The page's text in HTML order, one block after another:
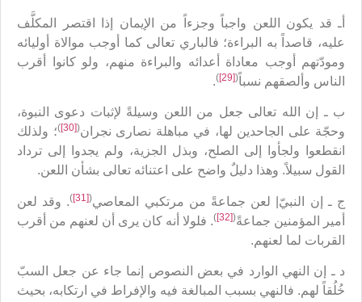
أـ قد يكون اللعن واجباً وجزءاً من الإيمان إذا اقتصر المكلَّف
عليه، قاصداً به البراءة؛ فالباري تعالى كما أوجب موالاة أوليائه
ومودّتهم أوجب معاداة أعدائه والبراءة منهم، ولو كانوا أقرب
الناس وألصقهم نسباً(
[29]
)
.
ب ـ إن الله تعالى جعل من اللعن وسيلةً لإثبات دعوى النبوة،
وحجّة على الجاحدين لها، في مباهلة نصارى نجران(
[30]
)؛ ولذلك
انقطعوا ولجأوا إلى الصلح، وبذل الجزية، ولم يجدوا إلى ترداد
القول سبيلاً. وهذا دليلٌ واضح على اعتنائه تعالى بشأن اللعن.
ج ـ إن النبيّ| لعن جماعةً من مرتكبي المعاصي(
[31]
). وقد لعن
أمير المؤمنين جماعةً(
[32]
). فلولا أنه كان يرى أن لعنهم من أقرب
القربات لما لعنهم.
د ـ إن النهي الوارد في بعض النصوص إنما جاء عن جعل السبّ
خُلُقاً لهم. فالنهي بسبب المبالغة فيه والإفراط في ارتكابه، بحيث